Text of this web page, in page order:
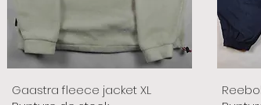
Gaastra fleece jacket XL